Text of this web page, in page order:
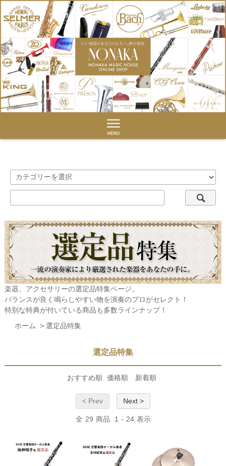
楽器、アクセサリーの選定品特集ページ。
バランスが良く鳴らしやすい物を演奏のプロがセレクト！
特別な特典が付いている商品も多数ラインナップ！
ホーム > 選定品特集
選定品特集
おすすめ順 価格順 新着順
< Prev Next >
全 29 商品 1 - 24 表示